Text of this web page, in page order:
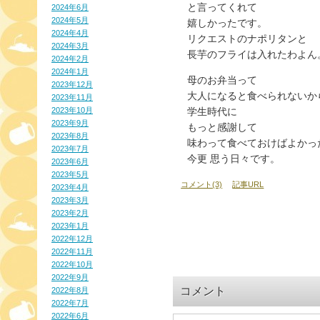
2024年6月
2024年5月
2024年4月
2024年3月
2024年2月
2024年1月
2023年12月
2023年11月
2023年10月
2023年9月
2023年8月
2023年7月
2023年6月
2023年5月
2023年4月
2023年3月
2023年2月
2023年1月
2022年12月
2022年11月
2022年10月
2022年9月
2022年8月
2022年7月
2022年6月
と言ってくれて
嬉しかったです。
リクエストのナポリタンと
長芋のフライは入れたわよん
母のお弁当って
大人になると食べられないか
学生時代に
もっと感謝して
味わって食べておけばよかっ
今更 思う日々です。
コメント(3) 記事URL
コメント